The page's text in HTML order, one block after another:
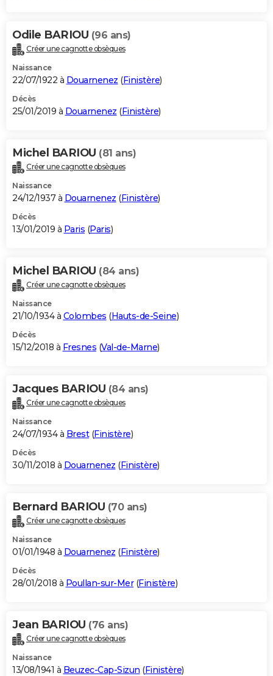
Odile BARIOU (96 ans)
Créer une cagnotte obsèques
Naissance
22/07/1922 à Douarnenez (Finistère)
Décès
25/01/2019 à Douarnenez (Finistère)
Michel BARIOU (81 ans)
Créer une cagnotte obsèques
Naissance
24/12/1937 à Douarnenez (Finistère)
Décès
13/01/2019 à Paris (Paris)
Michel BARIOU (84 ans)
Créer une cagnotte obsèques
Naissance
21/10/1934 à Colombes (Hauts-de-Seine)
Décès
15/12/2018 à Fresnes (Val-de-Marne)
Jacques BARIOU (84 ans)
Créer une cagnotte obsèques
Naissance
24/07/1934 à Brest(Finistère)
Décès
30/11/2018 à Douarnenez (Finistère)
Bernard BARIOU (70 ans)
Créer une cagnotte obsèques
Naissance
01/01/1948 à Douarnenez (Finistère)
Décès
28/01/2018 à Poullan-sur-Mer(Finistère)
Jean BARIOU (76 ans)
Créer une cagnotte obsèques
Naissance
13/08/1941 à Beuzec-Cap-Sizun (Finistère)